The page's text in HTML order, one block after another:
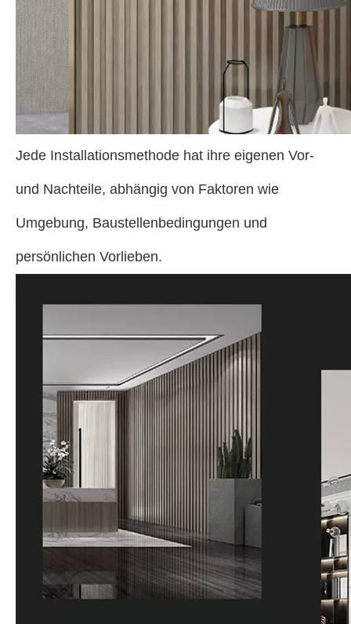
Jede Installationsmethode hat ihre eigenen Vor-
und Nachteile, abhängig von Faktoren wie
Umgebung, Baustellenbedingungen und
persönlichen Vorlieben.